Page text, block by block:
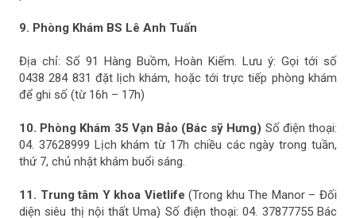
9. Phòng Khám BS Lê Anh Tuấn
Địa chỉ: Số 91 Hàng Buồm, Hoàn Kiếm. Lưu ý: Gọi tới số
0438 284 831 đặt lịch khám, hoặc tới trực tiếp phòng khám
để ghi số (từ 16h – 17h)
10. Phòng Khám 35 Vạn Bảo (Bác sỹ Hưng) Số điện thoại:
04. 37628999 Lịch khám từ 17h chiều các ngày trong tuần,
thứ 7, chủ nhật khám buổi sáng.
11. Trung tâm Y khoa Vietlife (Trong khu The Manor – Đối
diện siêu thị nội thất Uma) Số điện thoại: 04. 37877755 Bác